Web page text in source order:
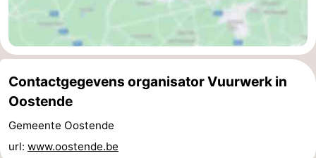
Natuur
Het
-
Knokke-
-
Blankenberge
-
Contactgegevens organisator Vuurwerk in
Oostende
Gemeente Oostende
url: www.oostende.be